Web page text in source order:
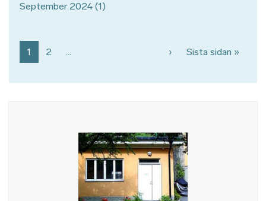
September 2024 (1)
Paginering
1 2 … › Nästa sida
Sista sidan »